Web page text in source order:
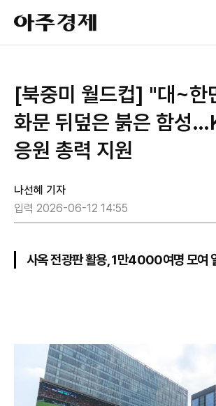
아
주
경
[북중미 월드컵] "대~한
화문 뒤덮은 붉은 함성
응원 총력 지원
나선혜 기자
입력 2026-06-12 14:55
사옥 전광판 활용, 1만4000여명 모여